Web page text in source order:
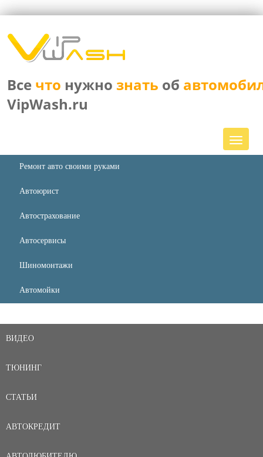
Все что нужно знать об
VipWash.ru
Ремонт авто своими руками
Автоюрист
Автострахование
Автосервисы
Шиномонтажи
Автомойки
ВИДЕО
ТЮНИНГ
СТАТЬИ
АВТОКРЕДИТ